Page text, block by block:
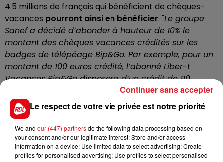
4.5 millions de français qui bénéficient de chèques-
vacances pourront ainsi en bénéficier. "Le groupe
Sanef a décidé d’abonder à hauteur de 10% le
montant des chèques vacances crédités sur les
badges de télépéage Bip&Go. Par exemple, pour un
montant de 100 euros crédité, l’abonné Liber-t
Vacances Bip&Go disposera d’un crédit de 110
", précise la société dans un communiqué. Pour
Vinci, la mesure est similaire: Les usagers peuvent
déposer jusqu’à 250 euros sur le badge télépéage, et
bénéficieront donc d'une remise maximale de 25
euros. Les infos pratiques seront mises en ligne
demain mercredi sur le site ulys.vinci-autoroutes.com.
Le respect de votre vie privée est notre priorité
We and our (447) partnersdo the following data processing based on
your consent and/or our legitimate interest: Store and/or access
information on a device; Use limited data to select advertising; Create
profiles for personalised advertising; Use profiles to select personalised
Continuer sans accepter